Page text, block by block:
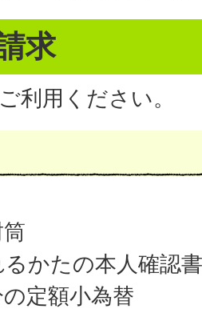
求
利用ください。
かたの本人確認
定額小為替